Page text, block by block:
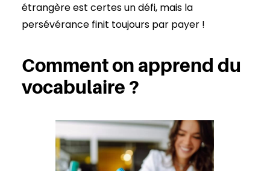
étrangère est certes un défi, mais la
persévérance finit toujours par payer !
Comment on apprend du
vocabulaire ?